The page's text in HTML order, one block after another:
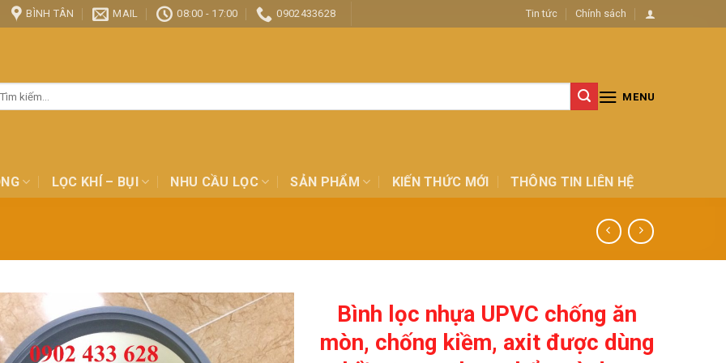
BÌNH TÂN MAIL 08:00 - 17:00 0902433628 Tin tức Chính sách
MENU
LỌC KHÍ – BỤI NHU CẦU LỌC SẢN PHẨM KIẾN THỨC MỚI THÔNG TIN LIÊN HỆ
Bình lọc nhựa UPVC chống ăn
mòn, chống kiềm, axit được dùng